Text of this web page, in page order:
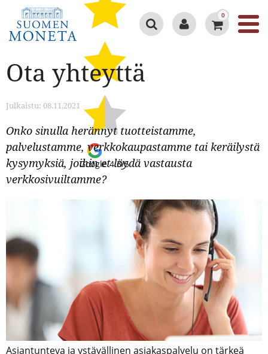
Google 4.3/5
0
Ota yhteyttä
Julkaistu: 08.11.2021
Onko sinulla herännyt tuotteistamme,
palvelustamme, verkkokaupastamme tai keräilystä
kysymyksiä, joihin et löydä vastausta
verkkosivuiltamme?
Asiantunteva ja ystävällinen asiakaspalvelu on tärkeä